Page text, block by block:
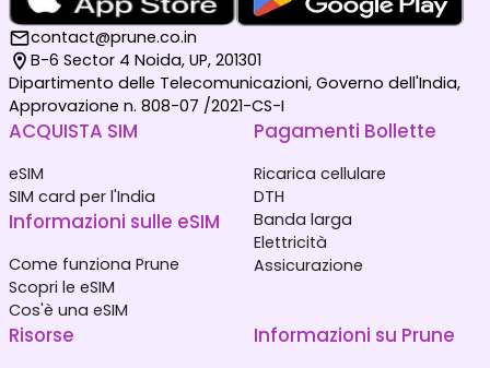
contact@prune.co.in
B-6 Sector 4 Noida, UP, 201301
Dipartimento delle Telecomunicazioni, Governo dell'India,
Approvazione n. 808-07 /2021-CS-I
ACQUISTA SIM
eSIM
SIM card per l'India
Informazioni sulle eSIM
Come funziona Prune
Scopri le eSIM
Cos'è una eSIM
Pagamenti Bollette
Ricarica cellulare
DTH
Banda larga
Elettricità
Assicurazione
Risorse Informazioni su Prune